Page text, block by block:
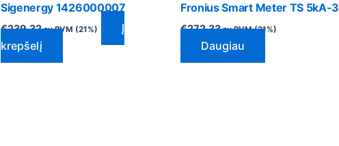
Sigenergy 1426000007
€239.32 su PVM (21%)
Į
krepšelį
Fronius Smart Meter TS 5kA-3
€272.33 su PVM (21%)
Daugiau